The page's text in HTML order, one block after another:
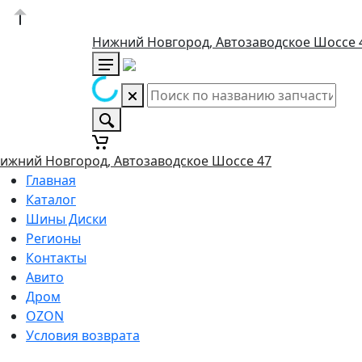
Нижний Новгород, Автозаводское Шоссе
Новгород, Автозаводское Шоссе 47
Главная
Каталог
Шины Диски
Регионы
Контакты
Авито
Дром
OZON
Условия возврата